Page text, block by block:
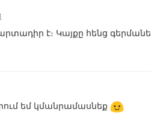
է։ Կայքը հենց
եմ կմանրամասնեք